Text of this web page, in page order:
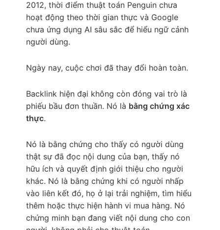
2012, thời điểm thuật toán Penguin chưa
hoạt động theo thời gian thực và Google
chưa ứng dụng AI sâu sắc để hiểu ngữ cảnh
người dùng.
Ngày nay, cuộc chơi đã thay đổi hoàn toàn.
Backlink hiện đại không còn đóng vai trò là
phiếu bầu đơn thuần. Nó là bằng chứng xác
thực.
Nó là bằng chứng cho thấy có người dùng
thật sự đã đọc nội dung của bạn, thấy nó
hữu ích và quyết định giới thiệu cho người
khác. Nó là bằng chứng khi có người nhấp
vào liên kết đó, họ ở lại trải nghiệm, tìm hiểu
thêm hoặc thực hiện hành vi mua hàng. Nó
chứng minh bạn đang viết nội dung cho con